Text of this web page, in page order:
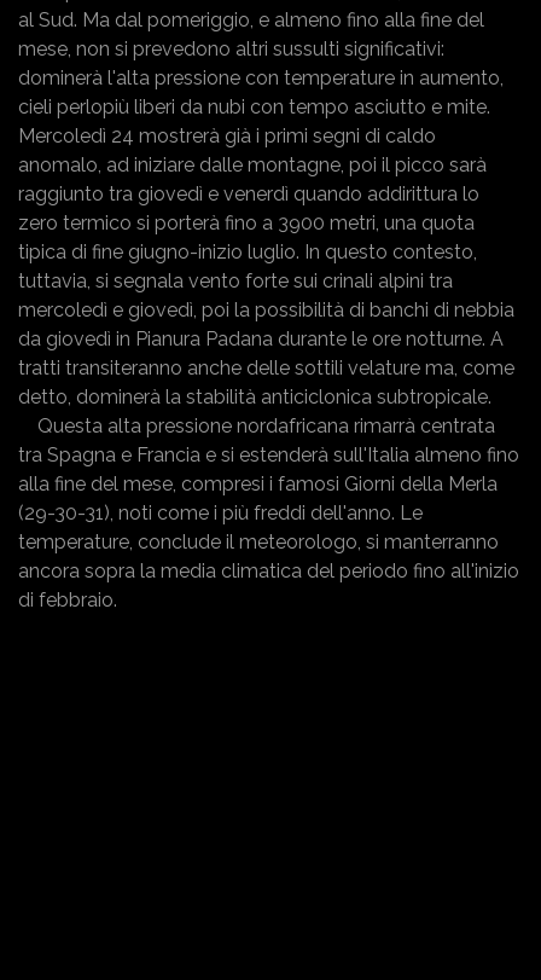
al Sud. Ma dal pomeriggio, e almeno fino alla fine del
mese, non si prevedono altri sussulti significativi:
dominerà l'alta pressione con temperature in aumento,
cieli perlopiù liberi da nubi con tempo asciutto e mite.
Mercoledì 24 mostrerà già i primi segni di caldo
anomalo, ad iniziare dalle montagne, poi il picco sarà
raggiunto tra giovedì e venerdì quando addirittura lo
zero termico si porterà fino a 3900 metri, una quota
tipica di fine giugno-inizio luglio. In questo contesto,
tuttavia, si segnala vento forte sui crinali alpini tra
mercoledì e giovedì, poi la possibilità di banchi di nebbia
da giovedì in Pianura Padana durante le ore notturne. A
tratti transiteranno anche delle sottili velature ma, come
detto, dominerà la stabilità anticiclonica subtropicale.
Questa alta pressione nordafricana rimarrà centrata
tra Spagna e Francia e si estenderà sull'Italia almeno fino
alla fine del mese, compresi i famosi Giorni della Merla
(29-30-31), noti come i più freddi dell'anno. Le
temperature, conclude il meteorologo, si manterranno
ancora sopra la media climatica del periodo fino all'inizio
di febbraio.